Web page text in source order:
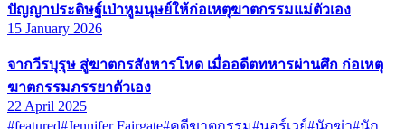
ปัญญาประดิษฐ์เป่าหูมนุษย์ให้ก่อเหตุฆาตกรรมแม่ตัวเอง
15 January 2026
จากวีรบุรุษ สู่ฆาตกรสังหารโหด เมื่ออดีตทหารผ่านศึก ก่อเหตุ
ฆาตกรรมภรรยาตัวเอง
22 April 2025
#featured#Jennifer Fairgate#คดีฆาตกรรม#นอร์เวย์#นักฆ่า#นัก